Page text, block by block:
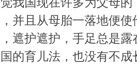
并且从母胎一落地便
遮护遮护，手足总是
的育儿法，也没有不